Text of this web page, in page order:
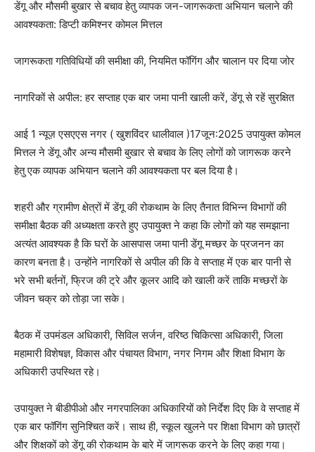
डेंगू और मौसमी बुखार से बचाव हेतु व्यापक जन-जागरूकता अभियान चलाने की
आवश्यकता: डिप्टी कमिश्नर कोमल मित्तल
जागरूकता गतिविधियों की समीक्षा की, नियमित फॉगिंग और चालान पर दिया जोर
नागरिकों से अपील: हर सप्ताह एक बार जमा पानी खाली करें, डेंगू से रहें सुरक्षित
आई 1 न्यूज़ एसएएस नगर ( खुशविंदर धालीवाल )17जून:2025 उपायुक्त कोमल
मित्तल ने डेंगू और अन्य मौसमी बुखार से बचाव के लिए लोगों को जागरूक करने
हेतु एक व्यापक अभियान चलाने की आवश्यकता पर बल दिया है।
शहरी और ग्रामीण क्षेत्रों में डेंगू की रोकथाम के लिए तैनात विभिन्न विभागों की
समीक्षा बैठक की अध्यक्षता करते हुए उपायुक्त ने कहा कि लोगों को यह समझाना
अत्यंत आवश्यक है कि घरों के आसपास जमा पानी डेंगू मच्छर के प्रजनन का
कारण बनता है। उन्होंने नागरिकों से अपील की कि वे सप्ताह में एक बार पानी से
भरे सभी बर्तनों, फ्रिज की ट्रे और कूलर आदि को खाली करें ताकि मच्छरों के
जीवन चक्र को तोड़ा जा सके।
बैठक में उपमंडल अधिकारी, सिविल सर्जन, वरिष्ठ चिकित्सा अधिकारी, जिला
महामारी विशेषज्ञ, विकास और पंचायत विभाग, नगर निगम और शिक्षा विभाग के
अधिकारी उपस्थित रहे।
उपायुक्त ने बीडीपीओ और नगरपालिका अधिकारियों को निर्देश दिए कि वे सप्ताह में
एक बार फॉगिंग सुनिश्चित करें। साथ ही, स्कूल खुलने पर शिक्षा विभाग को छात्रों
और शिक्षकों को डेंगू की रोकथाम के बारे में जागरूक करने के लिए कहा गया।